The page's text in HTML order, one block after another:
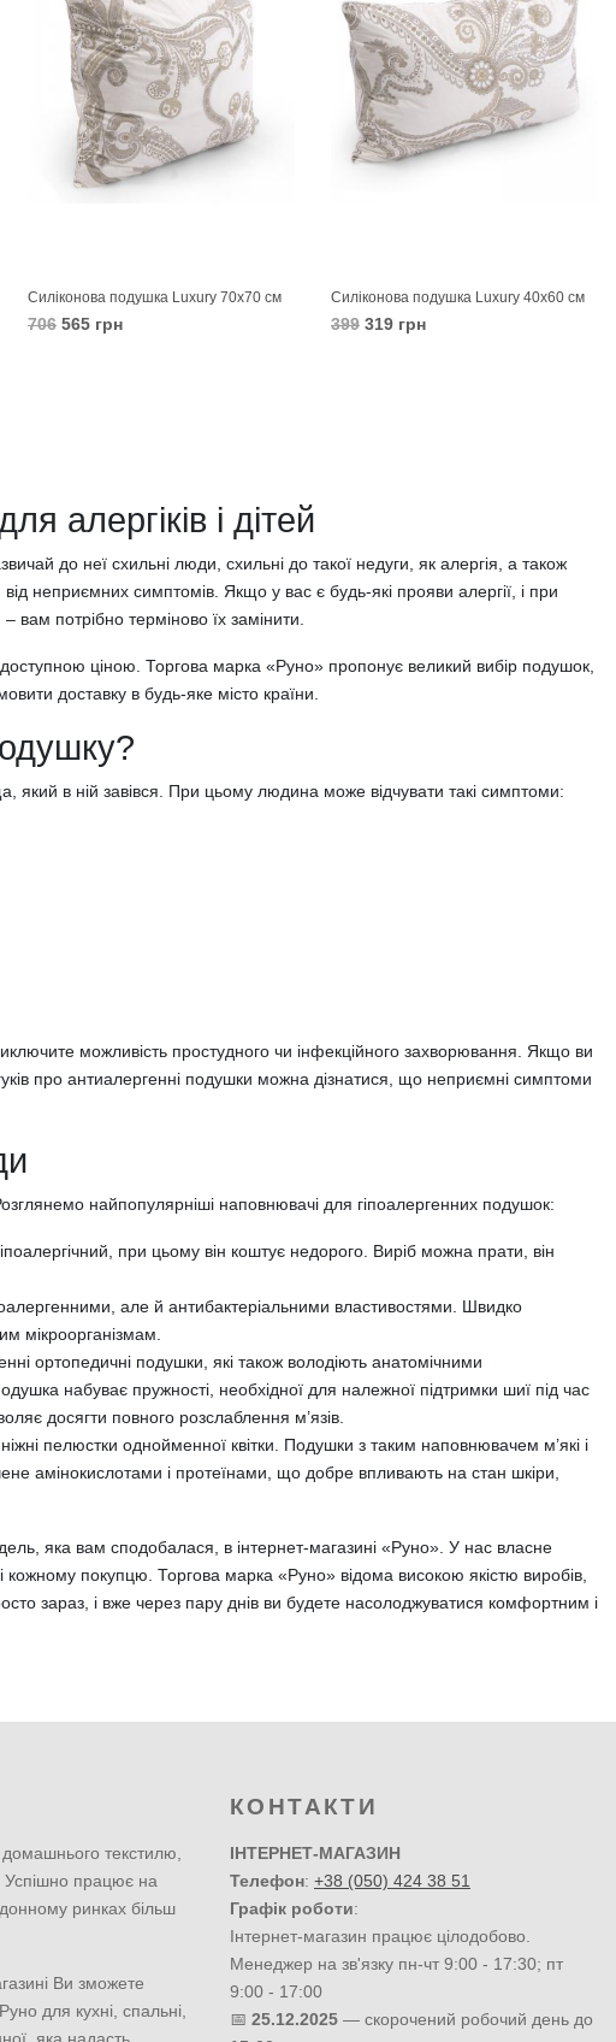
Силіконова подушка Luxury 70х70 см
706 565 грн
Силіконова подушка Luxury 40х60 см
399 319 грн
алергіків і дітей
до неї схильні люди, схильні до такої недуги, як алергія, а також
неприємних симптомів. Якщо у вас є будь-які прояви алергії, і при
потрібно терміново їх замінити.
ціною. Торгова марка «Руно» пропонує великий вибір подушок,
доставку в будь-яке місто країни.
який в ній завівся. При цьому людина може відчувати такі симптоми:
можливість простудного чи інфекційного захворювання. Якщо ви
про антиалергенні подушки можна дізнатися, що неприємні симптоми
найпопулярніші наповнювачі для гіпоалергенних подушок:
при цьому він коштує недорого. Виріб можна прати, він
але й антибактеріальними властивостями. Швидко
мікроорганізмам.
ортопедичні подушки, які також володіють анатомічними
набуває пружності, необхідної для належної підтримки шиї під час
досягти повного розслаблення м’язів.
пелюстки однойменної квітки. Подушки з таким наповнювачем м’які і
амінокислотами і протеїнами, що добре впливають на стан шкіри,
яка вам сподобалася, в інтернет-магазині «Руно». У нас власне
покупцю. Торгова марка «Руно» відома високою якістю виробів,
зараз, і вже через пару днів ви будете насолоджуватися комфортним і
текстилю,
Успішно працює на
ринках більш
Ви зможете
для кухні, спальні,
КОНТАКТИ
ІНТЕРНЕТ-МАГАЗИН
Телефон: +38 (050) 424 38 51
Графік роботи:
Інтернет-магазин працює цілодобово.
Менеджер на зв'язку пн-чт 9:00 - 17:30; пт
9:00 - 17:00
📅 25.12.2025 — скорочений робочий день до